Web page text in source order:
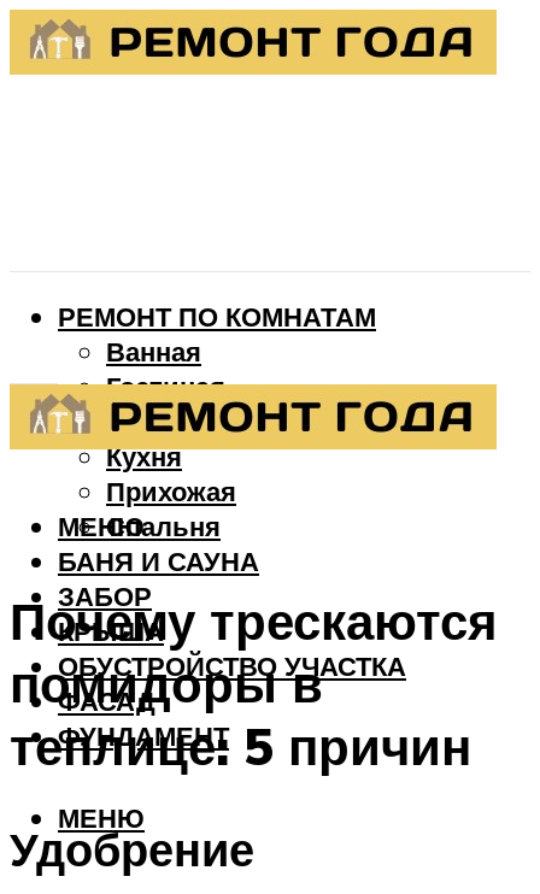
РЕМОНТ ПО КОМНАТАМ
Ванная
Гостиная
Детская
Кухня
Прихожая
Спальня
БАНЯ И САУНА
ЗАБОР
КРЫША
ОБУСТРОЙСТВО УЧАСТКА
ФАСАД
ФУНДАМЕНТ
МЕНЮ
МЕНЮ
Почему трескаются
помидоры в
теплице: 5 причин
Удобрение